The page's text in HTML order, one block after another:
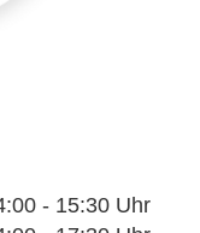
- 15:30 Uhr